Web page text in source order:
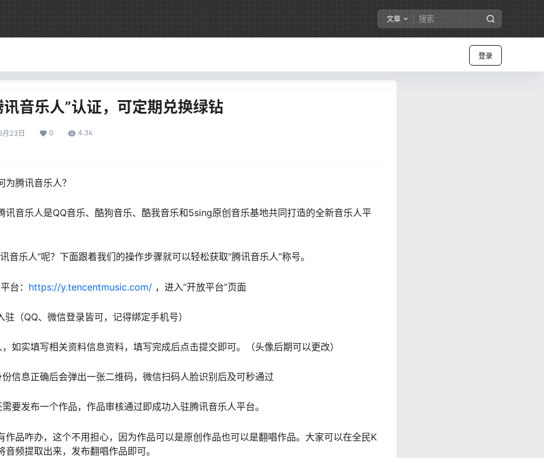
文章
登录
音乐人”认证，可定期兑换绿钻
月23日 0 4.3k
腾讯音乐人？
讯音乐人是QQ音乐、酷狗音乐、酷我音乐和5sing原创音乐基地共同打造的全新音乐人平
音乐人”呢？下面跟着我们的操作步骤就可以轻松获取“腾讯音乐人”称号。
台： https://y.tencentmusic.com/ ，进入“开放平台”页面
（QQ、微信登录皆可，记得绑定手机号）
如实填写相关资料信息资料，填写完成后点击提交即可。（头像后期可以更改）
信息正确后会弹出一张二维码，微信扫码人脸识别后及可秒通过
要发布一个作品，作品审核通过即成功入驻腾讯音乐人平台。
作品咋办，这个不用担心，因为作品可以是原创作品也可以是翻唱作品。大家可以在全民K
频提取出来，发布翻唱作品即可。